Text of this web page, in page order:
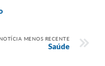
NOTÍCIA MENOS RECENTE
Saúde